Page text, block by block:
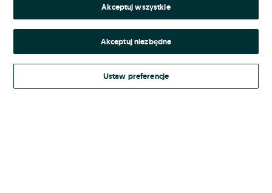
Kontynuując za pośrednictwem jednego z dostawców wskazanych powyżej,
Regulamin serwisu OLX.pl w jego aktualnym brzmieniu.
Akceptuj wszystkie
Akceptuj niezbędne
Ustaw preferencje